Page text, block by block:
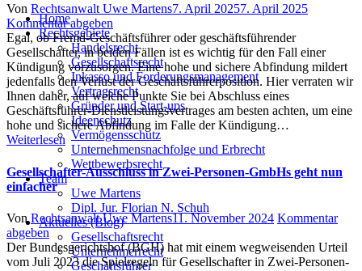
Home
Rechtsgebiete
Handelsrecht
Gesellschaftsrecht
Inkasso und Forderungsmanagement
Vertragsrecht
Gründer und Start-ups
Ideenschutz
Vermögensschutz
Unternehmensnachfolge und Erbrecht
Wettbewerbsrecht
Team
Uwe Martens
Dipl. Jur. Florian N. Schuh
Aktuelles (Blog)
Gesellschaftsrecht
Unternehmerrecht
Geschäftsführer
Author
Von Rechtsanwalt Uwe MartensPosted
7. April 20257. April 2025
Kommentar abgeben
Egal, ob Fremd-Geschäftsführer oder geschäftsführender
Gesellschafter, in beiden Fällen ist es wichtig für den Fall einer
Kündigung vorzusorgen. Eine hohe und sichere Abfindung mildert
jedenfalls den Verlust der Geschäftsführerposition. Hier verraten wir
Ihnen daher, auf welche Punkte Sie bei Abschluss eines
Geschäftsführer-Dienstleistungsvertrages am besten achten, um eine
hohe und sichere Abfindung im Falle der Kündigung…
Weiterlesen
Gesellschafter-Ausschluss in Zwei-Personen-GmbHs geht nun
einfacher
Author
VonRechtsanwalt Uwe MartensPosted
11. November 2024 Kommentar
abgeben
Der Bundesgerichtshof (BGH) hat mit einem wegweisenden Urteil
vom Juli 2023 die Spielregeln für Gesellschafter in Zwei-Personen-